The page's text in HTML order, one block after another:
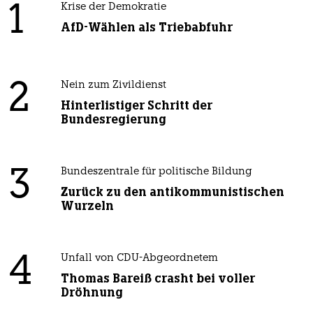
1 Krise der Demokratie
AfD-Wählen als Triebabfuhr
2 Nein zum Zivildienst
Hinterlistiger Schritt der
Bundesregierung
3 Bundeszentrale für politische Bildung
Zurück zu den antikommunistischen
Wurzeln
4 Unfall von CDU-Abgeordnetem
Thomas Bareiß crasht bei voller
Dröhnung